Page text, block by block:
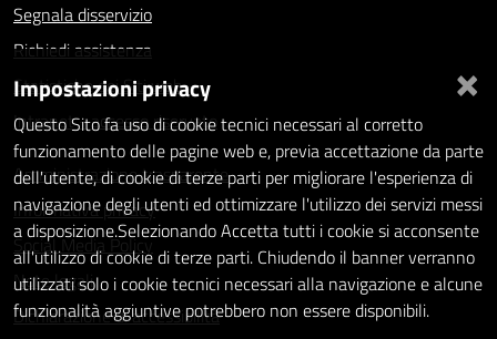
Segnala disservizio
Richiedi assistenza
Statistiche dei Siti web
Intranet - accesso riservato
Amministrazione trasparente
Informativa privacy
Social Media Policy
Note legali
Dichiarazione di accessibilità
×
Impostazioni privacy
Questo Sito fa uso di cookie tecnici necessari al corretto
funzionamento delle pagine web e, previa accettazione da parte
dell'utente, di cookie di terze parti per migliorare l'esperienza di
navigazione degli utenti ed ottimizzare l'utilizzo dei servizi messi
a disposizione.Selezionando Accetta tutti i cookie si acconsente
all'utilizzo di cookie di terze parti. Chiudendo il banner verranno
utilizzati solo i cookie tecnici necessari alla navigazione e alcune
funzionalità aggiuntive potrebbero non essere disponibili.